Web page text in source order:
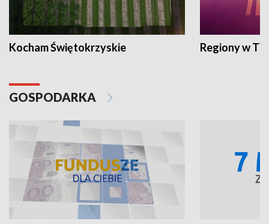
Kocham Świętokrzyskie Regiony w
GOSPODARKA